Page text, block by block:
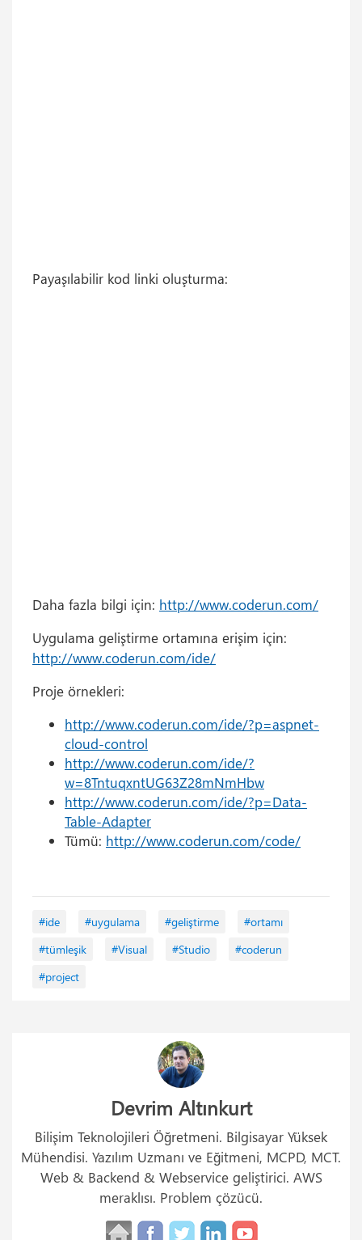
Payaşılabilir kod linki oluşturma:
Daha fazla bilgi için: http://www.coderun.com/
Uygulama geliştirme ortamına erişim için:
http://www.coderun.com/ide/
Proje örnekleri:
http://www.coderun.com/ide/?p=aspnet-
cloud-control
http://www.coderun.com/ide/?
w=8TntuqxntUG63Z28mNmHbw
http://www.coderun.com/ide/?p=Data-
Table-Adapter
Tümü: http://www.coderun.com/code/
#ide #uygulama #geliştirme
#ortamı
#tümleşik
#Visual #Studio
#coderun
#project
Devrim Altınkurt
Bilişim Teknolojileri Öğretmeni. Bilgisayar Yüksek
Mühendisi. Yazılım Uzmanı ve Eğitmeni, MCPD, MCT.
Web & Backend & Webservice geliştirici. AWS
meraklısı. Problem çözücü.